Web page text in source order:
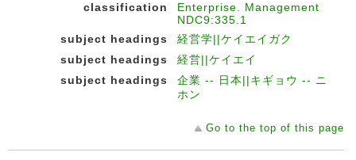
classification
Enterprise. Management
NDC9:335.1
subject headings
経営学||ケイエイガク
subject headings
経営||ケイエイ
subject headings
企業 -- 日本||キギョウ -- ニ
ホン
Go to the top of this page